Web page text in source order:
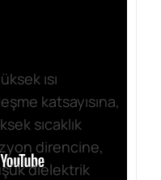
ısı
katsayısına,
sıcaklık
direncine,
dielektrik